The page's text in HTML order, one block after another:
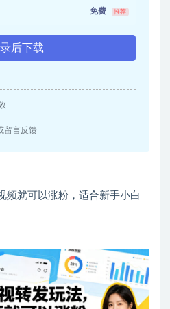
免费 推荐
后下载
留言反馈
频就可以涨粉，适合新手小白